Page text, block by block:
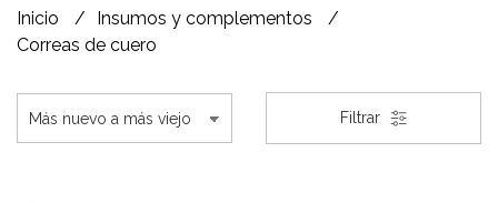
Inicio
Insumos y complementos
Correas de cuero
Filtrar